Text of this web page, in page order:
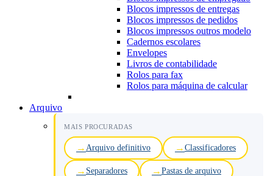
Blocos impressos de entregas
Blocos impressos de pedidos
Blocos impressos outros modelo
Cadernos escolares
Envelopes
Livros de contabilidade
Rolos para fax
Rolos para máquina de calcular
Arquivo
MAIS PROCURADAS
Arquivo definitivo Classificadores
Separadores Pastas de arquivo